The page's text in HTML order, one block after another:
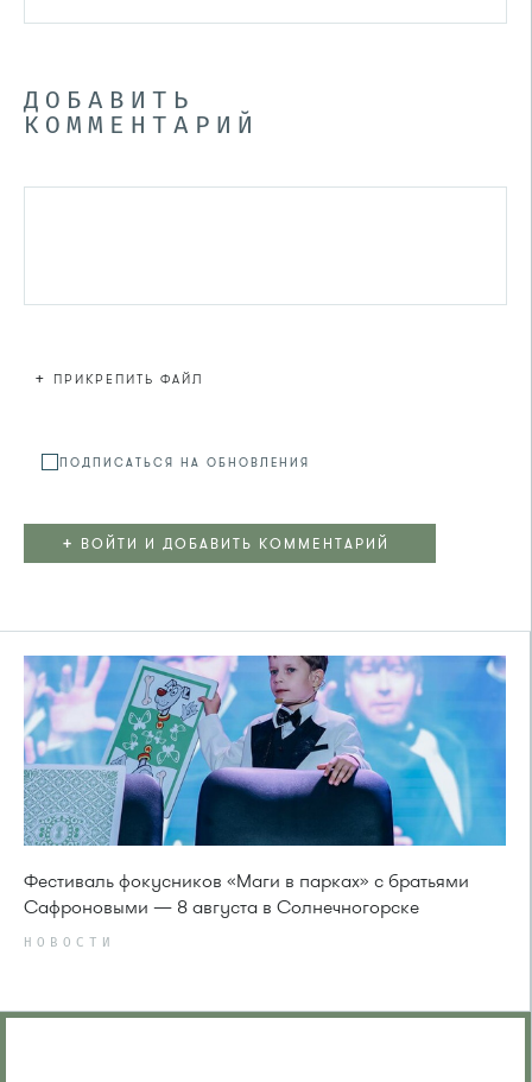
ДОБАВИТЬ
КОММЕНТАРИЙ
+ ПРИКРЕПИТЬ ФАЙЛ
ПОДПИСАТЬСЯ НА ОБНОВЛЕНИЯ
+ ВОЙТИ И ДОБАВИТЬ КОММЕНТАРИЙ
Фестиваль фокусников «Маги в парках» с братьями
Сафроновыми — 8 августа в Солнечногорске
НОВОСТИ